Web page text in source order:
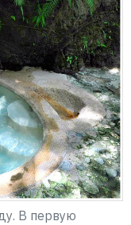
В первую